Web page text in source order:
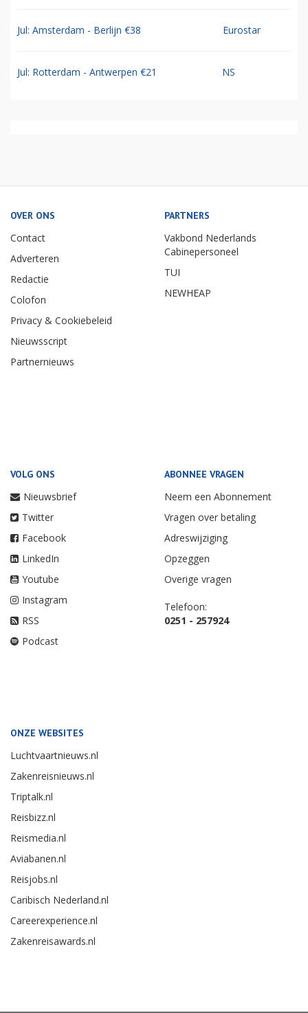
Jul: Amsterdam - Berlijn €38 Eurostar
Jul: Rotterdam - Antwerpen €21 NS
OVER ONS
Contact
Adverteren
Redactie
Colofon
Privacy & Cookiebeleid
Nieuwsscript
Partnernieuws
PARTNERS
Vakbond Nederlands
Cabinepersoneel
TUI
NEWHEAP
VOLG ONS
Nieuwsbrief
Twitter
Facebook
LinkedIn
Youtube
Instagram
RSS
Podcast
ABONNEE VRAGEN
Neem een Abonnement
Vragen over betaling
Adreswijziging
Opzeggen
Overige vragen
Telefoon:
0251 - 257924
ONZE WEBSITES
Luchtvaartnieuws.nl
Zakenreisnieuws.nl
Triptalk.nl
Reisbizz.nl
Reismedia.nl
Aviabanen.nl
Reisjobs.nl
Caribisch Nederland.nl
Careerexperience.nl
Zakenreisawards.nl